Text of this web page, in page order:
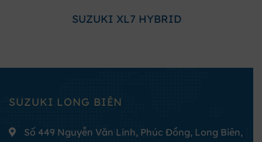
SUZUKI XL7 HYBRID
SUZUKI LONG BIÊN
Số 449 Nguyễn Văn Linh, Phúc Đồng, Long Biên,